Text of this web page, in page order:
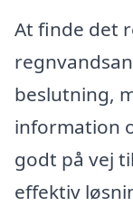
At finde det
beslutning,
information
godt på vej
effektiv